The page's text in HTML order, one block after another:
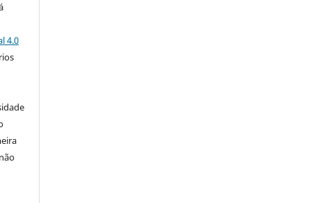
4.0